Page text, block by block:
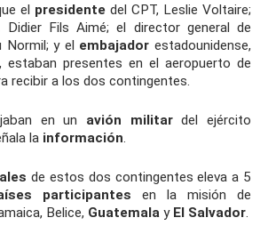
el presidente del CPT, Leslie Voltaire;
Didier Fils Aimé; el director general de
Normil; y el embajador estadounidense,
estaban presentes en el aeropuerto de
recibir a los dos contingentes.
en un avión militardel ejército
la información
de estos dos contingentes eleva a 5
participantes en la misión de
Belice, Guatemala y El Salvador.